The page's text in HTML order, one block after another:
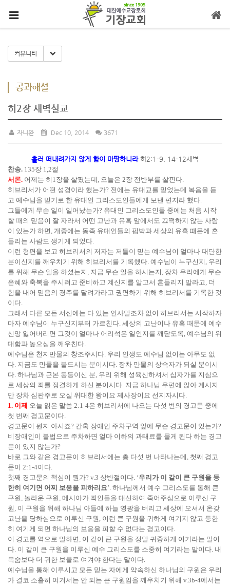
커뮤니티 Toggle Dropdown
공과해설
히2장 새벽설교
자니완 Dec 10, 2014 3671
흘러 떠내려가지 않게 함이 마땅하니라히2:1-9, 14-12새벽
찬송. 135장 1,2절
서론. 어제는 히1장을 살폈는데, 오늘은 2장 전반부를 살핀다.
히브리서가 어떤 성경이라 했는가? 전에는 유대교를 믿었는데 복음을 듣
고 예수님을 믿기로 한 유대인 그리스도인들에게 보낸 편지라 했다.
그들에게 무슨 일이 일어났는가? 유대인 그리스도인들 중에는 처음 시작
할 때의 믿음이 잘 자라서 어떤 고난과 유혹 앞에서도 끄떡하지 않는 사람
이 있는가 하면, 개중에는 동족 유대인들의 핍박과 세상의 유혹 때문에 흔
들리는 사람도 생기게 되었다.
이런 형편을 보고 히브리서의 저자는 저들이 믿는 예수님이 얼마나 대단한
분이신지를 깨우치기 위해 히브리서를 기록했다. 예수님이 누구신지, 우리
를 위해 무슨 일을 하셨는지, 지금 무슨 일을 하시는지, 장차 우리에게 무슨
은혜와 축복을 주시려고 준비하고 계신지를 알고서 흔들리지 말라고, 더
힘을 내어 믿음의 경주를 달려가라고 권면하기 위해 히브리서를 기록한 것
이다.
그래서 다른 모든 서신에는 다 있는 인사말조차 없이 히브리서는 시작하자
마자 예수님이 누구신지부터 가르친다. 세상의 고난이나 유혹 때문에 예수
신앙 잃어버리면 그것이 얼마나 어리석은 일인지를 깨닫도록, 예수님의 위
대함과 높으심을 깨우친다.
예수님은 천지만물의 창조주시다. 우리 인생도 예수님 없이는 아무도 없
다. 지금도 만물을 붙드시는 분이시다. 장차 만물의 상속자가 되실 분이시
다. 하나님과 근본 동등이신 분, 우리 위해 성육신하셔서 십자가를 지심으
로 세상의 죄를 정결하게 하신 분이시다. 지금 하나님 우편에 앉아 계시지
만 장차 심판주로 오실 위대한 왕이요 제사장이요 선지자시다.
1. 이제 오늘 읽은 말씀 2:1-4은 히브리서에 나오는 다섯 번의 경고문 중에
첫 번째 경고문이다.
경고문이 뭔지 아시죠? 간혹 장애인 주차구역 앞에 무슨 경고문이 있는가?
비장애인이 불법으로 주차하면 얼마 이하의 과태료를 물게 된다 하는 경고
문이 있지 않는가?
바로 그와 같은 경고문이 히브리서에는 총 다섯 번 나타나는데, 첫째 경고
문이 2:1-4이다.
첫째 경고문의 핵심이 뭔가? v.3 상반절이다. ‘우리가 이 같이 큰 구원을 등
한히 여기면 어찌 보응을 피하리요’. 하나님께서 예수 그리스도를 통해 큰
구원, 놀라운 구원, 메시아가 죄인들을 대신하여 죽어주심으로 이루신 구
원, 이 구원을 위해 하나님 아들에 하늘 영광을 버리고 세상에 오셔서 온갖
고난을 당하심으로 이루신 구원, 이런 큰 구원을 귀하게 여기지 않고 등한
히 여기게 되면 하나님의 보응을 피할 수 없다는 경고이다.
이 경고를 역으로 말하면, 이 같이 큰 구원을 정말 귀중하게 여기라는 말이
다. 이 같이 큰 구원을 이루신 예수 그리스도를 소중히 여기라는 말이다. 내
목숨보다 더 귀한 보물로 여겨야 한다는 말이다.
예수님을 통해 이루시고 모든 믿는 자에게 약속하신 하나님의 구원은 우리
가 결코 소홀히 여겨서는 안 되는 큰 구원임을 깨우치기 위해 v.3b-4에서는